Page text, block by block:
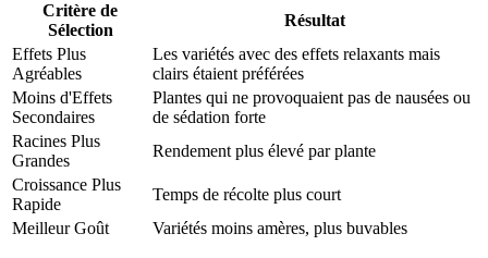
Critère de
Sélection
Résultat
Effets Plus
Agréables
Les variétés avec des effets relaxants mais
clairs étaient préférées
Moins d'Effets
Secondaires
Plantes qui ne provoquaient pas de nausées ou
de sédation forte
Racines Plus
Grandes
Rendement plus élevé par plante
Croissance Plus
Rapide
Temps de récolte plus court
Meilleur Goût
Variétés moins amères, plus buvables